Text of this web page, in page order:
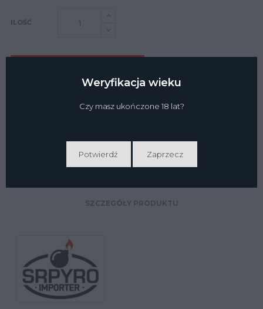
ILOŚĆ
Warunki świadczenia usług
Dostawa
SZCZEGÓŁY PRODUKTU
Weryfikacja wieku
Czy masz ukończone 18 lat?
Potwierdź Zaprzecz